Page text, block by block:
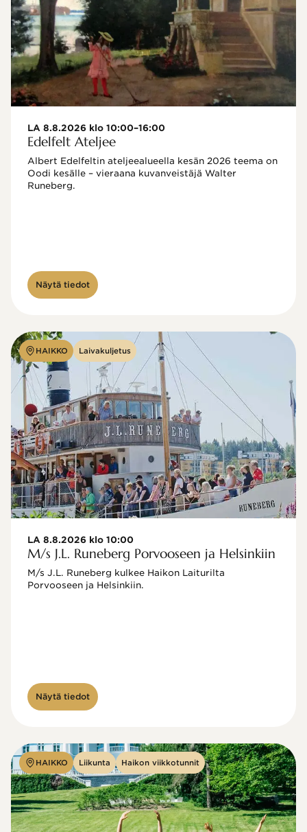
LA 8.8.2026 klo 10:00–16:00
Edelfelt Ateljee
Albert Edelfeltin ateljeealueella kesän 2026 teema on
Oodi kesälle – vieraana kuvanveistäjä Walter
Näytä tiedot
HAIKKO Laivakuljetus
LA 8.8.2026 klo 10:00
M/s J.L. Runeberg Porvooseen ja Helsinkiin
M/s J.L. Runeberg kulkee Haikon Laiturilta
Porvooseen ja Helsinkiin.
Näytä tiedot
HAIKKO Liikunta Haikon viikkotunnit